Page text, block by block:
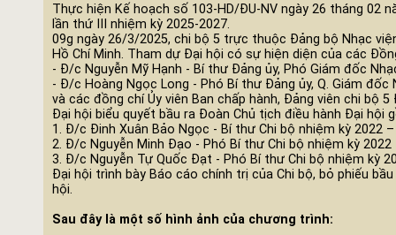
Thực hiện Kế hoạch số 103-HD/ĐU-NV ngày 26 tháng 02
lần thứ III nhiệm kỳ 2025-2027.
09g ngày 26/3/2025, chi bộ 5 trực thuộc Đảng bộ Nhạc
Hồ Chí Minh. Tham dự Đại hội có sự hiện diện của các
- Đ/c Nguyễn Mỹ Hạnh - Bí thư Đảng ủy, Phó Giám đốc
- Đ/c Hoàng Ngọc Long - Phó Bí thư Đảng ủy, Q. Giám đốc
và các đồng chí Ủy viên Ban chấp hành, Đảng viên chi bộ
Đại hội biểu quyết bầu ra Đoàn Chủ tịch điều hành Đại hội
1. Đ/c Đinh Xuân Bảo Ngọc - Bí thư Chi bộ nhiệm kỳ 2022 –
2. Đ/c Nguyễn Minh Đạo - Phó Bí thư Chi bộ nhiệm kỳ 2022
3. Đ/c Nguyễn Tự Quốc Đạt - Phó Bí thư Chi bộ nhiệm kỳ
Đại hội trình bày Báo cáo chính trị của Chi bộ, bỏ phiếu
hội.
Sau đây là một số hình ảnh của chương trình: